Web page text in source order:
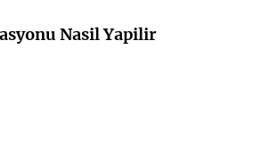
Nasil Yapilir